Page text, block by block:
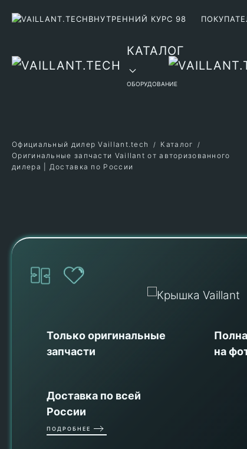
ВНУТРЕННИЙ КУРС 98
КАТАЛОГ
ОБОРУДОВАНИЕ
Официальный дилер Vaillant.tech
Каталог
Оригинальные запчасти Vaillant от авторизованного
дилера | Доставка по России
Только оригинальные
запчасти
на
Доставка по всей
России
ПОДРОБНЕЕ